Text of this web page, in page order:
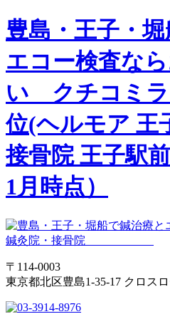
豊島・王子・
エコー検査な
い クチコミラ
位(ヘルモア 王
接骨院 王子駅
1月時点）
〒114-0003
東京都北区豊島1-35-17 クロス